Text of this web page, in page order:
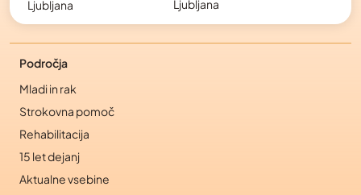
Ljubljana
Ljubljana
Področja
Mladi in rak
Strokovna pomoč
Rehabilitacija
15 let dejanj
Aktualne vsebine